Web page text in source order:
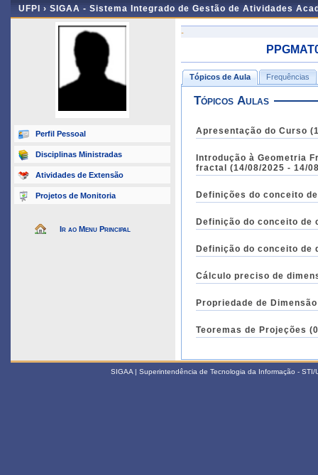
UFPI › SIGAA - Sistema Integrado de Gestão de Atividades
Perfil Pessoal
Disciplinas Ministradas
Atividades de Extensão
Projetos de Monitoria
Ir ao Menu Principal
-
Tópicos de Aula Frequências
Tópicos Aulas
Apresentação do Curso
Introdução à Geometria
fractal (14/08/2025 - 14/
Definições do conceito
Definição do conceito de
Definição do conceito de
Cálculo preciso de
Propriedade de
Teoremas de Projeções
SIGAA | Superintendência de Tecnologia da Informação -